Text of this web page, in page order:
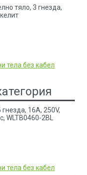
тяло, 3 гнезда,
тела без кабел
16А, 250V,
WLTB0460-2BL
тела без кабел